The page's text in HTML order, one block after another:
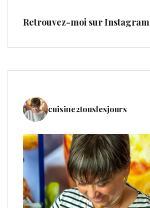
Retrouvez-moi sur Instagram
cuisine2touslesjours